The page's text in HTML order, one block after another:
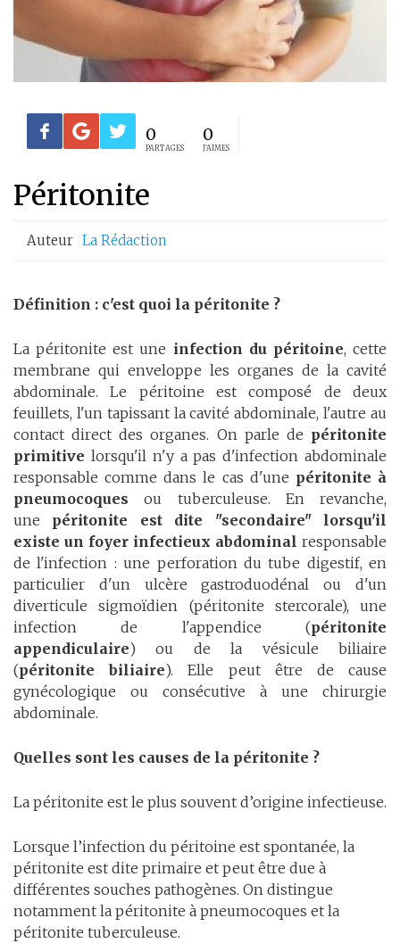
0
PARTAGES
0
J'AIMES
Péritonite
Auteur La Rédaction
Définition : c'est quoi la péritonite ?
La péritonite est une infection du péritoine, cette
membrane qui enveloppe les organes de la cavité
abdominale. Le péritoine est composé de deux
feuillets, l'un tapissant la cavité abdominale, l'autre au
contact direct des organes. On parle de péritonite
primitive lorsqu'il n'y a pas d'infection abdominale
responsable comme dans le cas d'une péritonite à
pneumocoques ou tuberculeuse. En revanche,
une péritonite est dite "secondaire" lorsqu'il
existe un foyer infectieux abdominal responsable
de l'infection : une perforation du tube digestif, en
particulier d'un ulcère gastroduodénal ou d'un
diverticule sigmoïdien (péritonite stercorale), une
infection de l'appendice (péritonite
appendiculaire) ou de la vésicule biliaire
(péritonite biliaire). Elle peut être de cause
gynécologique ou consécutive à une chirurgie
abdominale.
Quelles sont les causes de la péritonite ?
La péritonite est le plus souvent d’origine infectieuse.
Lorsque l’infection du péritoine est spontanée, la
péritonite est dite primaire et peut être due à
différentes souches pathogènes. On distingue
notamment la péritonite à pneumocoques et la
péritonite tuberculeuse.